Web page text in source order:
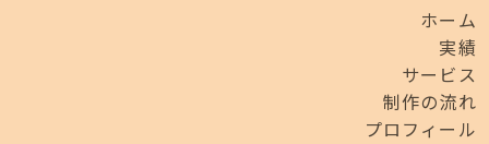
ホーム
実績
サービス
制作の流れ
プロフィール